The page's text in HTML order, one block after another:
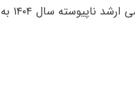
کارنامه نتایج اولیه و انتخاب رشته‌های تحصیلی در آزمون ورودی کارشناسی ارشد ناپیوسته سال ۱۴۰۴ به